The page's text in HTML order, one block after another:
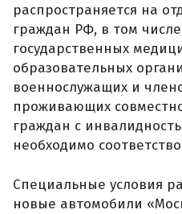
распространяется на
граждан РФ, в том
государственных
образовательных
военнослужащих и
проживающих
граждан с
необходимо
Специальные условия
новые автомобили